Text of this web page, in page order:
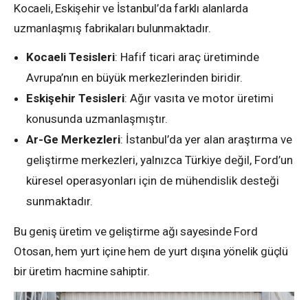
Kocaeli, Eskişehir ve İstanbul’da farklı alanlarda
uzmanlaşmış fabrikaları bulunmaktadır.
Kocaeli Tesisleri: Hafif ticari araç üretiminde
Avrupa’nın en büyük merkezlerinden biridir.
Eskişehir Tesisleri: Ağır vasıta ve motor üretimi
konusunda uzmanlaşmıştır.
Ar-Ge Merkezleri: İstanbul’da yer alan araştırma ve
geliştirme merkezleri, yalnızca Türkiye değil, Ford’un
küresel operasyonları için de mühendislik desteği
sunmaktadır.
Bu geniş üretim ve geliştirme ağı sayesinde Ford
Otosan, hem yurt içine hem de yurt dışına yönelik güçlü
bir üretim hacmine sahiptir.